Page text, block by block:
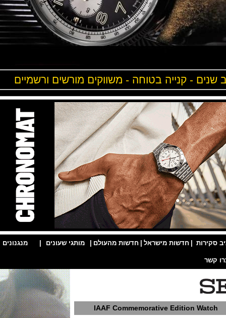
- קנייה בטוחה - משווקים מורשים ורשמיים
| חדשות מישראל | חדשות מהעולם | מותגי שעונים | מנגנונים |
IAAF Commemorative Edition